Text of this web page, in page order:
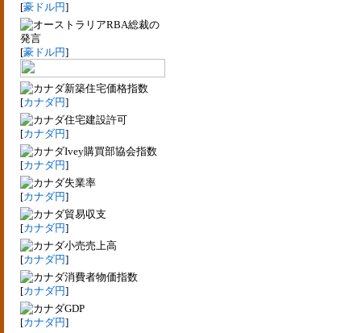
[豪ドル円]
RBA総裁の
発言
[豪ドル円]
新築住宅価格指数
[カナダ円]
住宅建設許可
[カナダ円]
Ivey購買部協会指数
[カナダ円]
失業率
[カナダ円]
貿易収支
[カナダ円]
小売売上高
[カナダ円]
消費者物価指数
[カナダ円]
GDP
[カナダ円]